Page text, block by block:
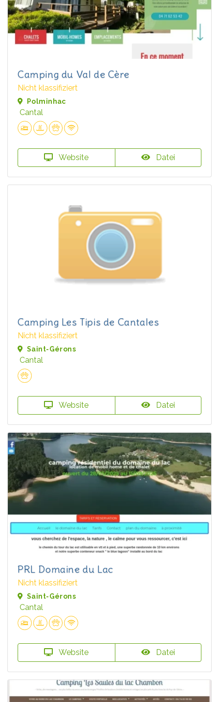
Camping du Val de Cère
Nicht klassifiziert
Polminhac
Cantal
Website Datei
Camping Les Tipis de Cantales
Nicht klassifiziert
Saint-Gérons
Cantal
Website Datei
PRL Domaine du Lac
Nicht klassifiziert
Saint-Gérons
Cantal
Website Datei